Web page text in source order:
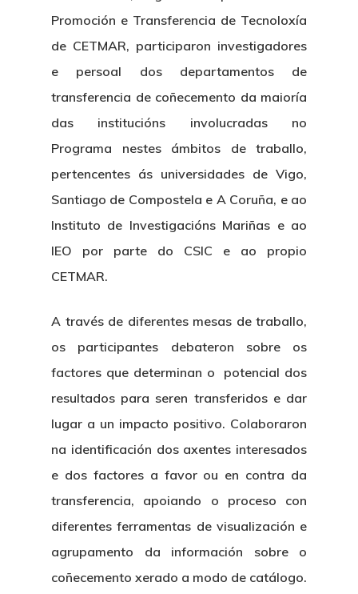
Promoción e Transferencia de Tecnoloxía
de CETMAR, participaron investigadores
e persoal dos departamentos de
transferencia de coñecemento da maioría
das institucións involucradas no
Programa nestes ámbitos de traballo,
pertencentes ás universidades de Vigo,
Santiago de Compostela e A Coruña, e ao
Instituto de Investigacións Mariñas e ao
IEO por parte do CSIC e ao propio
CETMAR.
A través de diferentes mesas de traballo,
os participantes debateron sobre os
factores que determinan o potencial dos
resultados para seren transferidos e dar
lugar a un impacto positivo. Colaboraron
na identificación dos axentes interesados
e dos factores a favor ou en contra da
transferencia, apoiando o proceso con
diferentes ferramentas de visualización e
agrupamento da información sobre o
coñecemento xerado a modo de catálogo.